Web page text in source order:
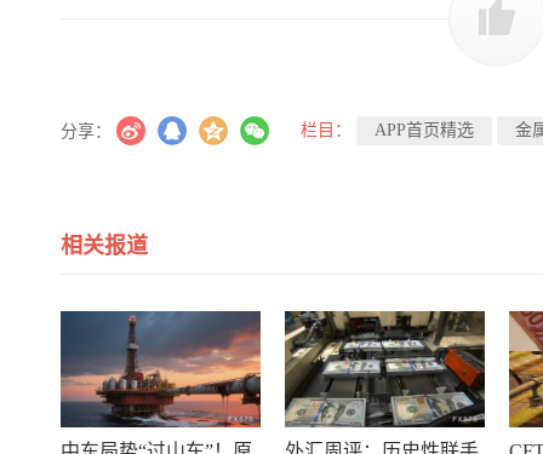
分享： 栏目： APP首页精选 金
相关报道